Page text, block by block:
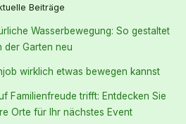
Beiträge
Wasserbewegung: So gestaltet
der Garten neu
wirklich etwas bewegen kannst
Familienfreude trifft: Entdecken Sie
Orte für Ihr nächstes Event